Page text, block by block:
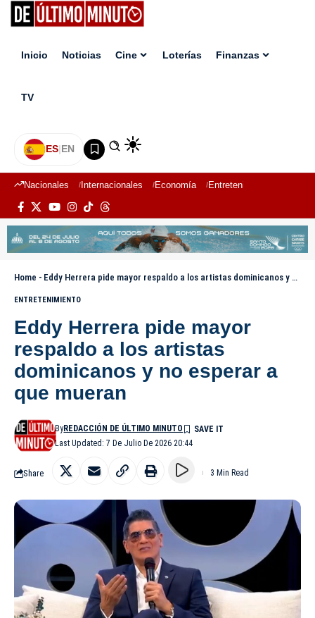
Inicio Noticias Cine Loterías Finanzas
TV
ES|EN
Nacionales Internacionales Economía Entretenimiento
Home - Eddy Herrera pide mayor respaldo a los artistas dominicanos y no esperar a que mueran
ENTRETENIMIENTO
Eddy Herrera pide mayor
respaldo a los artistas
dominicanos y no esperar a
que mueran
Last Updated: 7 De Julio De 2026 20:44
ByREDACCIÓN DE ÚLTIMO MINUTO
Share 3 Min Read